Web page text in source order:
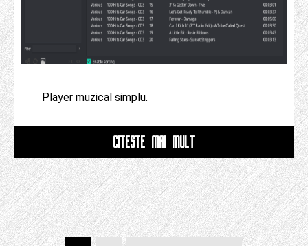
Player muzical simplu.
CITESTE MAI MULT